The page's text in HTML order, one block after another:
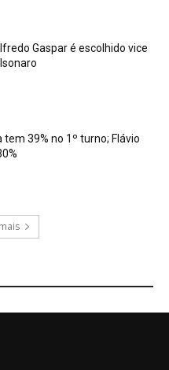
Gaspar é escolhido vice
tem 39% no 1º turno; Flávio